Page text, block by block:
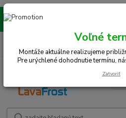
Montáže realizujeme na celom západe
(Po-Pia, 8-15 hod.)
Voľné
Montáže aktuálne realizujeme
Pre urýchlené dohodnutie termínu,
Zatvoriť